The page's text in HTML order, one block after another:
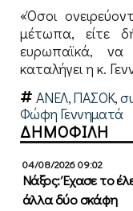
«Όσοι
μέτωπα, είτε
ευρωπαϊκά,
καταλήγει η κ.
ΑΝΕΛ,ΠΑΣΟΚ,
Φώφη Γεννηματά
ΔΗΜΟΦΙΛΗ
04/08/2026 09:02
Νάξος: Έχασε το
άλλα δύο σκάφη